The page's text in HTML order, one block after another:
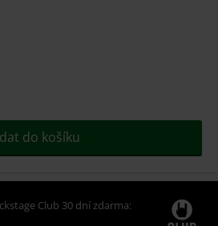
do košíku
Club 30 dní zdarma: